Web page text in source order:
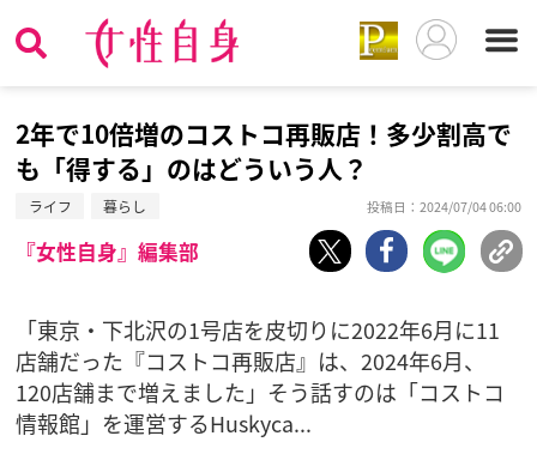
2年で10倍増のコストコ再販店！多少割高で
も「得する」のはどういう人？
ライフ 暮らし 投稿日：2024/07/04 06:00
『女性自身』編集部
「東京・下北沢の1号店を皮切りに2022年6月に11
店舗だった『コストコ再販店』は、2024年6月、
120店舗まで増えました」そう話すのは「コストコ
情報館」を運営するHuskyca...